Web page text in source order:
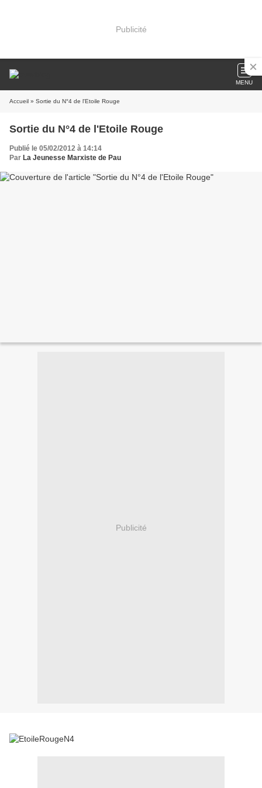
Publicité
MENU
Accueil » Sortie du N°4 de l'Etoile Rouge
Sortie du N°4 de l'Etoile Rouge
Publié le 05/02/2012 à 14:14
Par La Jeunesse Marxiste de Pau
Publicité